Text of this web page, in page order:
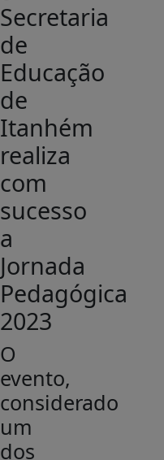
Secretaria
de
Educação
de
Itanhém
realiza
com
sucesso
a
Jornada
Pedagógica
2023
O
evento,
considerado
um
dos